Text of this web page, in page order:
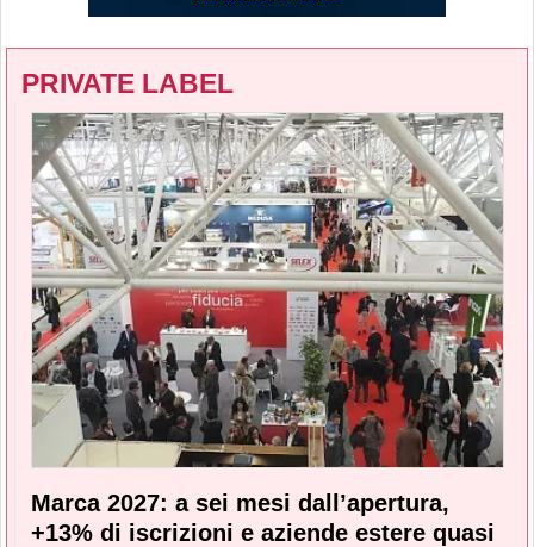
PRIVATE LABEL
Marca 2027: a sei mesi dall’apertura,
+13% di iscrizioni e aziende estere quasi